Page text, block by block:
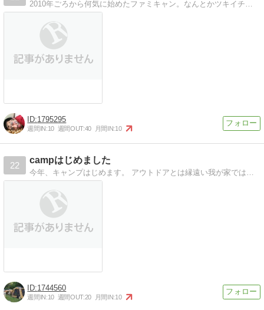
2010年ごろから何気に始めたファミキャン。なんとかツキイチキャンプを目指しています^^ キャンプ以外にもお出かけや料理やスキーに田んぼ等、多趣味なオヤジの…
1795295
週間IN:10 週間OUT:40 月間IN:10
22
campはじめました
今年、キャンプはじめます。 アウトドアとは縁遠い我が家ではありますが、少しでも先輩キャンパーの皆さんと交流させて頂こうと思い立ってブログも同時にはじめました…
1744560
週間IN:10 週間OUT:20 月間IN:10